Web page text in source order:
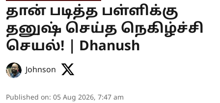
தான் படித்த பள்ளிக்கு
தனுஷ் செய்த நெகிழ்ச்சி
செயல்! | Dhanush
Johnson
Published on: 05 Aug 2026, 7:47 am